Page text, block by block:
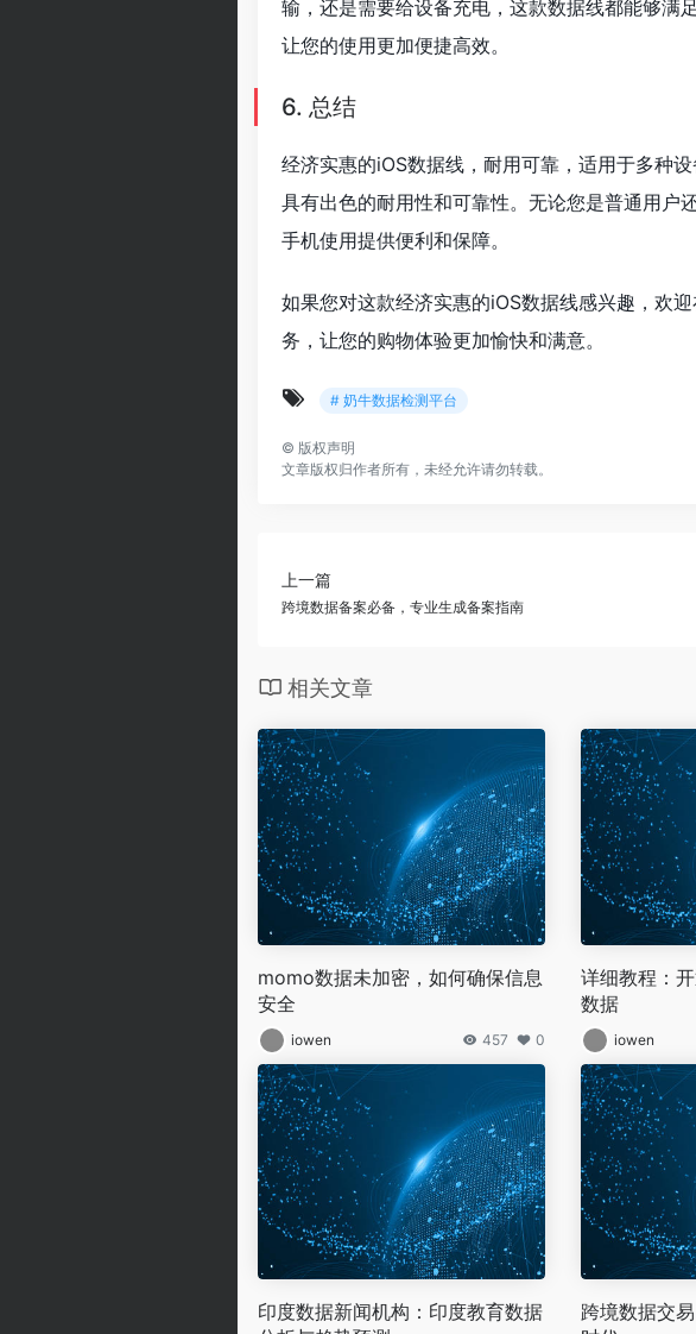
输，还是需要给设备充电，这款数据线都能够满
让您的使用更加便捷高效。
6. 总结
经济实惠的iOS数据线，耐用可靠，适用于多种
具有出色的耐用性和可靠性。无论您是普通用户
手机使用提供便利和保障。
如果您对这款经济实惠的iOS数据线感兴趣，欢
务，让您的购物体验更加愉快和满意。
# 奶牛数据检测平台
© 版权声明
文章版权归作者所有，未经允许请勿转载。
上一篇
跨境数据备案必备，专业生成备案指南
相关文章
momo数据未加密，如何确保信息
安全
iowen 457 0
详细教程：
数据
iowen
印度数据新闻机构：印度教育数据
跨境数据交